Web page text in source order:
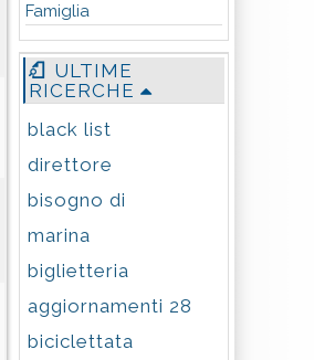
Famiglia
ULTIME
RICERCHE
black list
direttore
bisogno di
marina
biglietteria
aggiornamenti 28
biciclettata